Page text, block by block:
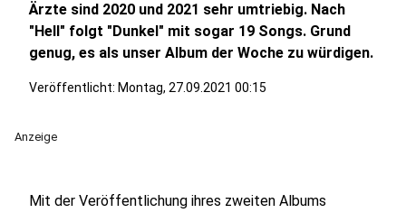
Ärzte sind 2020 und 2021 sehr umtriebig. Nach
"Hell" folgt "Dunkel" mit sogar 19 Songs. Grund
genug, es als unser Album der Woche zu würdigen.
Veröffentlicht: Montag, 27.09.2021 00:15
Anzeige
Mit der Veröffentlichung ihres zweiten Albums